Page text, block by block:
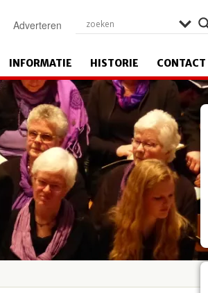
Adverteren
INFORMATIE HISTORIE CONTACT